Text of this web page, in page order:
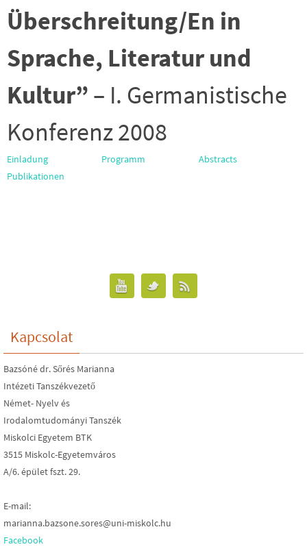
Überschreitung/En in
Sprache, Literatur und
Kultur” – I. Germanistische
Konferenz 2008
Einladung Programm
Abstracts
Publikationen
Kapcsolat
Bazsóné dr. Sőrés Marianna
Intézeti Tanszékvezető
Német- Nyelv és
Irodalomtudományi Tanszék
Miskolci Egyetem BTK
3515 Miskolc-Egyetemváros
A/6. épület fszt. 29.
E-mail:
marianna.bazsone.sores@uni-miskolc.hu
Facebook